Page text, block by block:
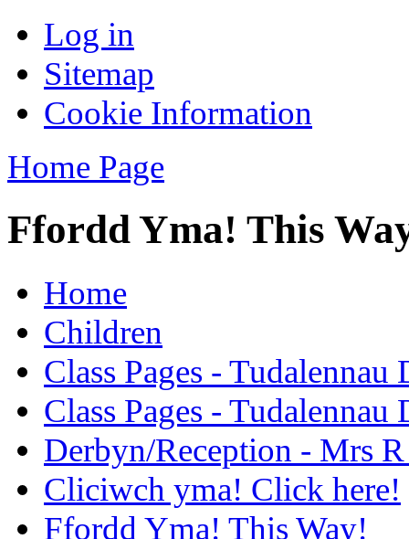
Log in
Sitemap
Cookie Information
Home Page
Ffordd Yma! This
Home
Children
Class Pages - Tudalennau
Class Pages -
Derbyn/Reception - Mrs
Cliciwch yma! Click here!
Ffordd Yma! This Way!